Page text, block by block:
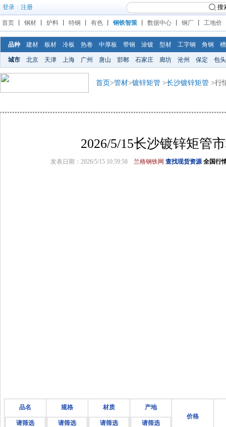
登录 注册 搜
首页 钢材 炉料 特钢 有色 钢铁智策 数据中心 钢厂 工地价
品种 建材 板材 冷板 热卷 中厚板 带钢 涂镀 型材 工字钢 角钢
城市 北京 天津 上海 广州 唐山 邯郸 石家庄 廊坊 沧州 保定 包头
首页>管材>镀锌矩管 >长沙镀锌矩管 >行
2026/5/15长沙镀锌矩管
发表日期：2026/5/15 10:59:58 兰格钢铁网 查找现货资源 全国行
品名
请筛选
规格
请筛选
材质
请筛选
产地
请筛选
价格